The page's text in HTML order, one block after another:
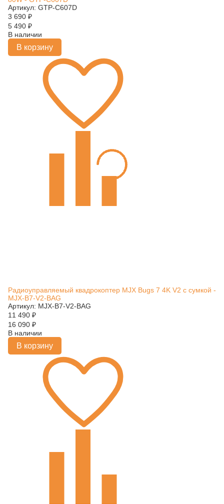
Артикул: GTP-C607D
3 690 ₽
5 490 ₽
В наличии
В корзину
Радиоуправляемый квадрокоптер MJX Bugs 7 4K V2 с сумкой -
MJX-B7-V2-BAG
Артикул: MJX-B7-V2-BAG
11 490 ₽
16 090 ₽
В наличии
В корзину